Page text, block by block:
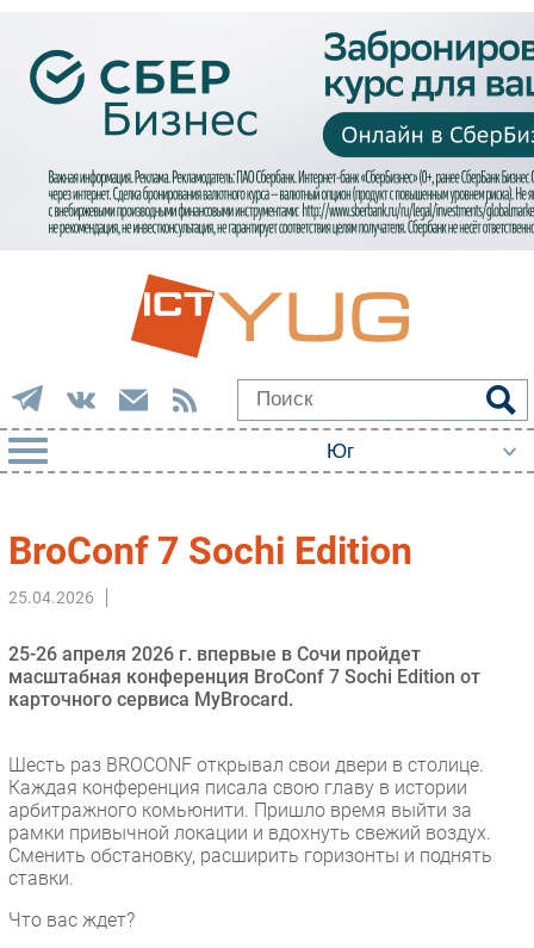
Импорто­замещение
Автоматизация Промышленности
Мобильная связь
Фиксированная связь
Рынок ПК
Маркетинг
Торговые сети
Оборудование
Outsourcing
BroConf 7 Sochi Edition
25.04.2026
25-26 апреля 2026 г. впервые в Сочи пройдет
масштабная конференция BroConf 7 Sochi Edition от
карточного сервиса MyBrocard.
Шесть раз BROCONF открывал свои двери в столице.
Каждая конференция писала свою главу в истории
арбитражного комьюнити. Пришло время выйти за
рамки привычной локации и вдохнуть свежий воздух.
Сменить обстановку, расширить горизонты и поднять
ставки.
Что вас ждет?